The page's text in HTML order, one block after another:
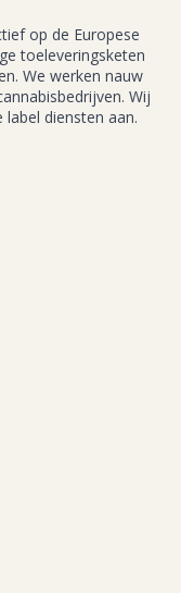
op de Europese
toeleveringsketen
We werken nauw
Wij
diensten aan.